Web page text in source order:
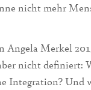
nicht mehr
Angela Merkel
nicht definiert:
Integration? Und